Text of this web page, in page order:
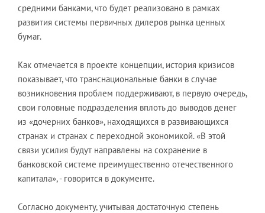
средними банками, что будет реализовано в рамках
развития системы первичных дилеров рынка ценных
бумаг.
Как отмечается в проекте концепции, история кризисов
показывает, что транснациональные банки в случае
возникновения проблем поддерживают, в первую очередь,
свои головные подразделения вплоть до выводов денег
из «дочерних банков», находящихся в развивающихся
странах и странах с переходной экономикой. «В этой
связи усилия будут направлены на сохранение в
банковской системе преимущественно отечественного
капитала», - говорится в документе.
Согласно документу, учитывая достаточную степень